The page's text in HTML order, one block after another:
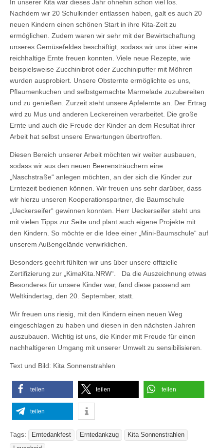
In unserer Kita war dieses Jahr ohnehin schon viel los.
Nachdem wir 20 Schulkinder entlassen haben, galt es auch 20
neuen Kindern einen schönen Start in ihre Kita-Zeit zu
ermöglichen. Zudem waren wir sehr mit der Bewirtschaftung
unseres Gemüsefeldes beschäftigt, sodass wir uns über eine
reichhaltige Ernte freuen konnten. Viele neue Rezepte, wie
beispielsweise Zucchinibrot oder Zucchinipuffer mit Möhren
wurden ausprobiert. Unsere Obsternte ermöglichte es uns,
Pflaumenkuchen und selbstgemachte Marmelade zuzubereiten
und zu genießen. Zurzeit steht unsere Apfelernte an. Der Ertrag
wird zu Mus und anderen Leckereinen verarbeitet. Die große
Ernte und auch die Freude der Kinder an dem Resultat ihrer
Arbeit hat selbst unsere Erwartungen übertroffen.
Diesen Bereich unserer Arbeit möchten wir weiter ausbauen,
sodass wir aus den neuen Beerensträuchern eine
„Naschstraße“ anlegen möchten, an der sich die Kinder zur
Erntezeit bedienen können. Wir freuen uns sehr darüber, dass
wir hierzu unseren Kooperationspartner, die Baumschule
„Ueckerseifer“ gewinnen konnten. Herr Ueckerseifer steht uns
mit vielen Tipps zur Seite und plant auch eigene Projekte mit
den Kindern. So möchte er die Idee einer „Mini-Baumschule“ auf
unserem Außengelände verwirklichen.
Besonders geehrt fühlten wir uns über unsere offizielle
Zertifizierung zur „KimaKita.NRW“. Da die Auszeichnung etwas
Besonderes für unsere Kinder war, fand diese passend am
Weltkindertag, den 20. September, statt.
Wir freuen uns riesig, mit den Kindern einen neuen Weg
eingeschlagen zu haben und diesen in den nächsten Jahren
auszubauen. Wichtig ist uns, die Kinder mit Freude für einen
nachhaltigeren Umgang mit unserer Umwelt zu sensibilisieren.
Text und Bild: Kita Sonnenstrahlen
teilen teilen teilen
teilen
Tags: Erntedankfest Erntedankzug
Kita Sonnenstrahlen